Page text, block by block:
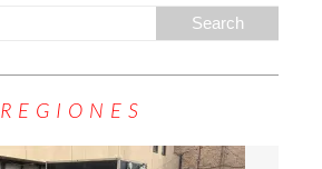
REGIONES